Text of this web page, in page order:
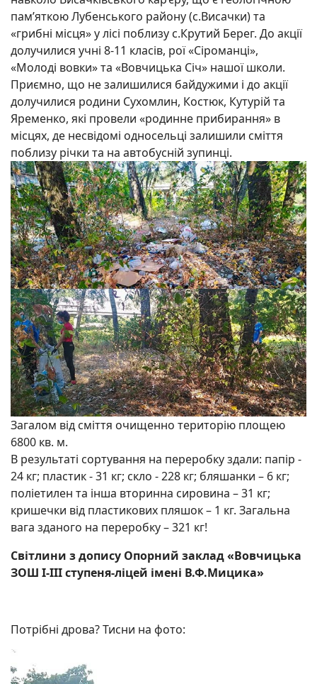
пам’яткою Лубенського району (с.Висачки) та
«грибні місця» у лісі поблизу с.Крутий Берег. До акції
долучилися учні 8-11 класів, рої «Сіроманці»,
«Молоді вовки» та «Вовчицька Січ» нашої школи.
Приємно, що не залишилися байдужими і до акції
долучилися родини Сухомлин, Костюк, Кутурій та
Яременко, які провели «родинне прибирання» в
місцях, де несвідомі односельці залишили сміття
поблизу річки та на автобусній зупинці.
Загалом від сміття очищенно територію площею
6800 кв. м.
В результаті сортування на переробку здали: папір -
24 кг; пластик - 31 кг; скло - 228 кг; бляшанки – 6 кг;
поліетилен та інша вторинна сировина – 31 кг;
кришечки від пластикових пляшок – 1 кг. Загальна
вага зданого на переробку – 321 кг!
Світлини з допису Опорний заклад «Вовчицька
ЗОШ І-ІІІ ступеня-ліцей імені В.Ф.Мицика»
Потрібні дрова? Тисни на фото: